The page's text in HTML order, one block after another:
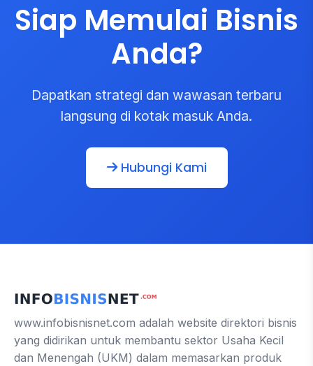
Siap Memulai Bisnis
Anda?
Dapatkan strategi dan wawasan terbaru
langsung di kotak masuk Anda.
Hubungi Kami
www.infobisnisnet.com adalah website direktori bisnis
yang didirikan untuk membantu sektor Usaha Kecil
dan Menengah (UKM) dalam memasarkan produk